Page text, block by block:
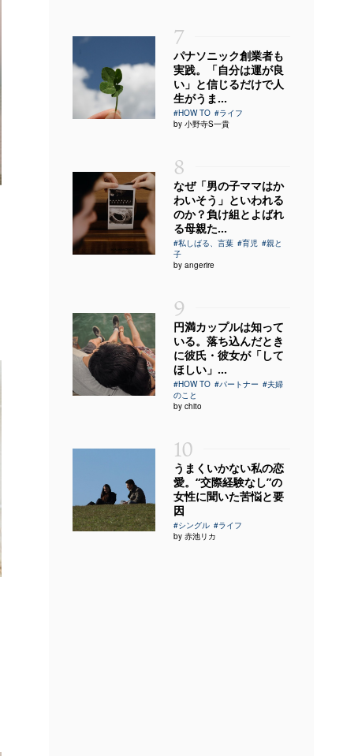
7
パナソニック創業者も
実践。「自分は運が良
い」と信じるだけで人
生がうま...
#HOW TO #ライフ
by 小野寺S一貴
8
なぜ「男の子ママはか
わいそう」といわれる
のか？負け組とよばれ
る母親た...
#私しばる、言葉 #育児 #親と
子
by angerire
9
円満カップルは知って
いる。落ち込んだとき
に彼氏・彼女が「して
ほしい」...
#HOW TO #パートナー #夫婦
のこと
by chito
10
うまくいかない私の恋
愛。“交際経験なし”の
女性に聞いた苦悩と要
因
#シングル #ライフ
by 赤池リカ